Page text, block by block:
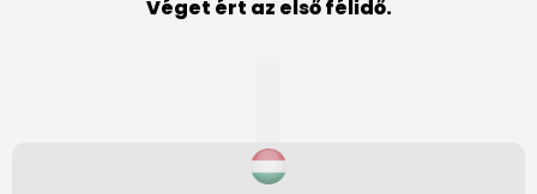
Véget ért az első félidő.